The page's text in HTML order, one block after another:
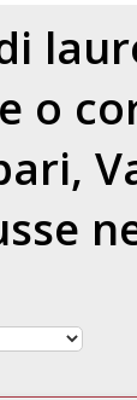
o